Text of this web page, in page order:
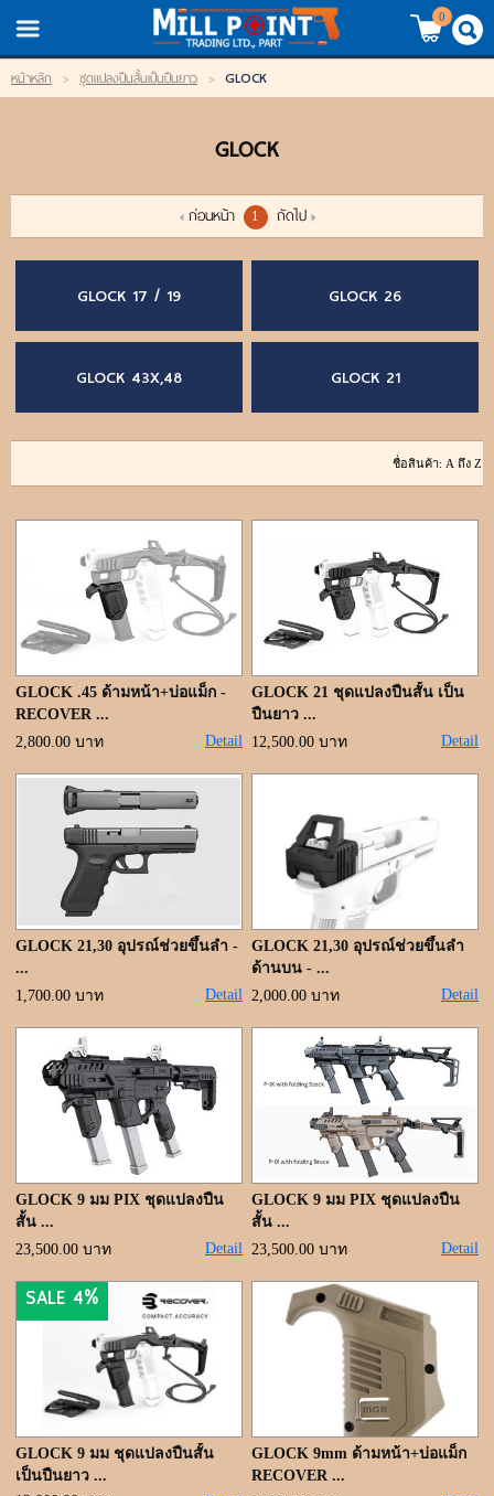
TH/EN
LOGIN REGISTER
My Wishlist
สินค้า
แบรนด์
สินค้าลดราคา
เข้าสู่ระบบ
ขั้นตอนการสั่งซื้อ
แจ้งชำระเงิน
ค้นหาสินค้า
ติดต่อเรา
0
หน้าหลัก > ชุดแปลงปืนสั้นเป็นปืนยาว > GLOCK
GLOCK
ก่อนหน้า 1 ถัดไป
GLOCK 17 / 19 GLOCK 26
GLOCK 43X,48 GLOCK 21
GLOCK .45 ด้ามหน้า+บ่อแม็ก -
RECOVER ...
2,800.00 บาท
Detail
GLOCK 21 ชุดแปลงปืนสั้น เป็น
ปืนยาว ...
12,500.00 บาท
Detail
GLOCK 21,30 อุปรณ์ช่วยขึ้นลำ -
...
1,700.00 บาท
Detail
GLOCK 21,30 อุปรณ์ช่วยขึ้นลำ
ด้านบน - ...
2,000.00 บาท
Detail
GLOCK 9 มม PIX ชุดแปลงปืน
สั้น ...
23,500.00 บาท
Detail
GLOCK 9 มม PIX ชุดแปลงปืน
สั้น ...
23,500.00 บาท
Detail
SALE 4%
GLOCK 9 มม ชุดแปลงปืนสั้น
เป็นปืนยาว ...
GLOCK 9mm ด้ามหน้า+บ่อแม็ก
RECOVER ...